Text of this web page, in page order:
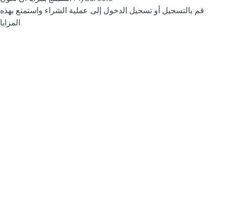
قم بالتسجيل أو تسجيل الدخول إلى عملية الشراء واستمتع بهذه
المزايا.